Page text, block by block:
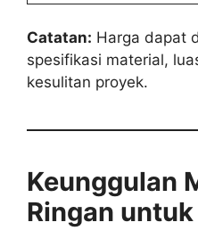
Catatan: Harga dapat
spesifikasi material,
kesulitan proyek.
Keunggulan
Ringan untuk